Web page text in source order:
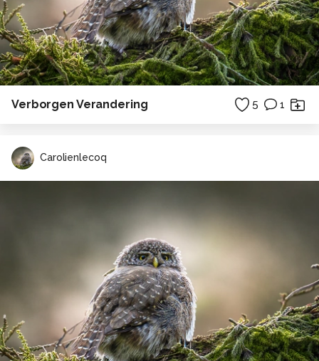
Verborgen Verandering 5 1
Carolienlecoq